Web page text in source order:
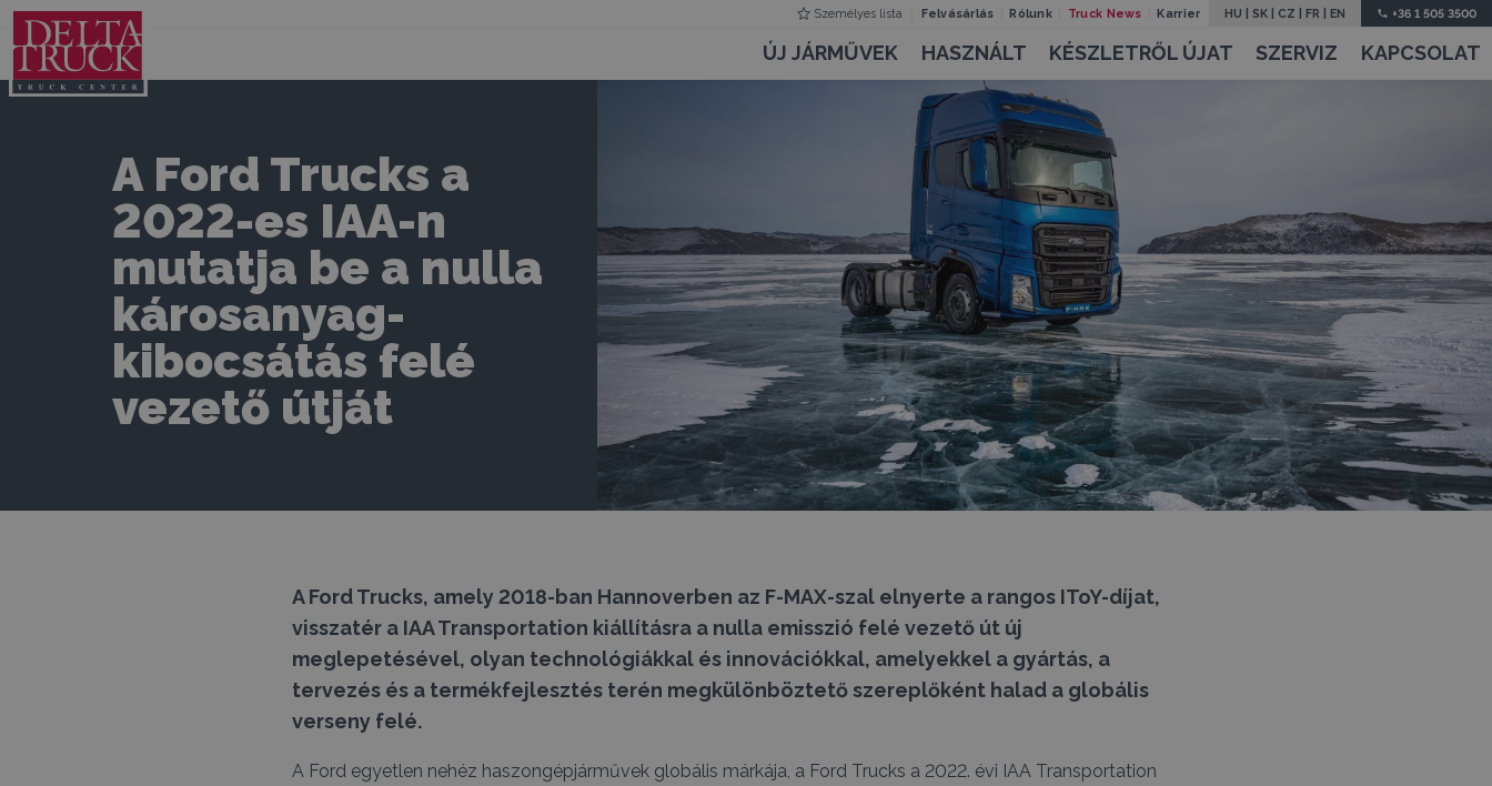
Személyes lista Felvásárlás Rólunk Truck News Karrier HU |SK CZ |FR |EN +36 1 505 3500
ÚJ JÁRMŰVEK HASZNÁLT KÉSZLETRŐL ÚJAT SZERVIZ KAPCSOLAT
A Ford Trucks a
2022-es IAA-n
mutatja be a nulla
károsanyag-
kibocsátás felé
vezető útját
A Ford Trucks, amely 2018-ban Hannoverben az F-MAX-szal elnyerte a rangos IToY-díjat,
visszatér a IAA Transportation kiállításra a nulla emisszió felé vezető út új
meglepetésével, olyan technológiákkal és innovációkkal, amelyekkel a gyártás, a
tervezés és a termékfejlesztés terén megkülönböztető szereplőként halad a globális
verseny felé.
A Ford egyetlen nehéz haszongépjárművek globális márkája, a Ford Trucks a 2022. évi IAA Transportation